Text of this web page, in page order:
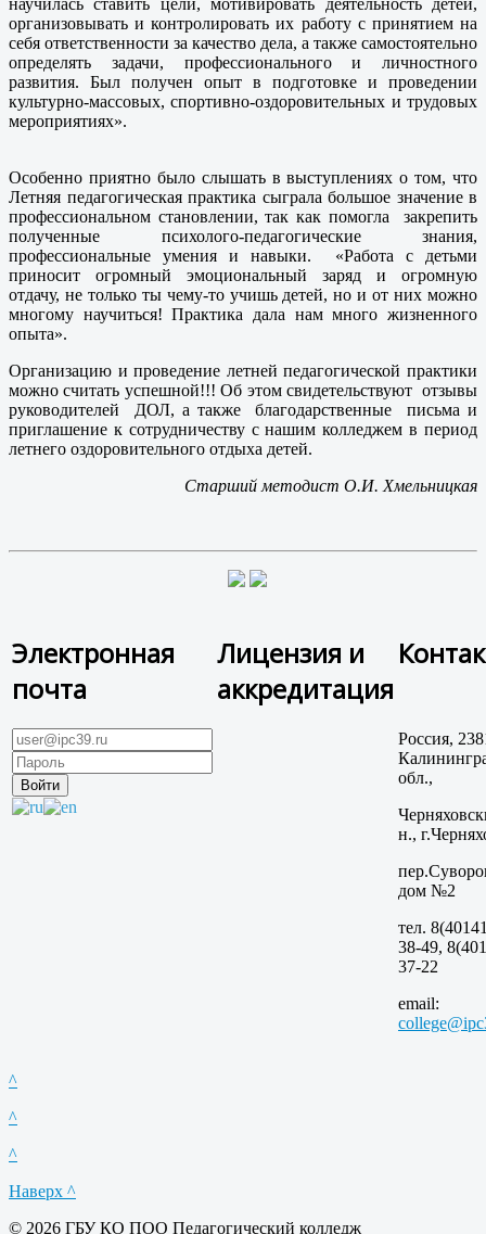
организовывать и контролировать их работу с принятием на
себя ответственности за качество дела, а также самостоятельно
определять задачи, профессионального и личностного
развития. Был получен опыт в подготовке и проведении
культурно-массовых, спортивно-оздоровительных и трудовых
мероприятиях».
Особенно приятно было слышать в выступлениях о том, что
Летняя педагогическая практика сыграла большое значение в
профессиональном становлении, так как помогла закрепить
полученные психолого-педагогические знания,
профессиональные умения и навыки. «Работа с детьми
приносит огромный эмоциональный заряд и огромную
отдачу, не только ты чему-то учишь детей, но и от них можно
многому научиться! Практика дала нам много жизненного
опыта».
Организацию и проведение летней педагогической практики
можно считать успешной!!! Об этом свидетельствуют отзывы
руководителей ДОЛ, а также благодарственные письма и
приглашение к сотрудничеству с нашим колледжем в период
летнего оздоровительного отдыха детей.
Старший методист О.И. Хмельницкая
Электронная
почта
Лицензия и
аккредитация
Россия,
обл.,
н.,
дом №2
тел.
38-49,
37-22
email:
^
^
^
Наверх ^
© 2026 ГБУ КО ПОО Педагогический колледж